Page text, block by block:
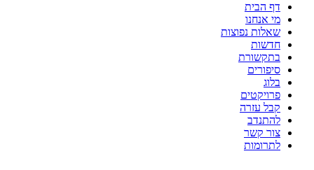
דף הבית
מי אנחנו
שאלות נפוצות
חדשות
בתקשורת
סיפורים
בלוג
פרויקטים
קבל עזרה
להתנדב
צור קשר
לתרומות